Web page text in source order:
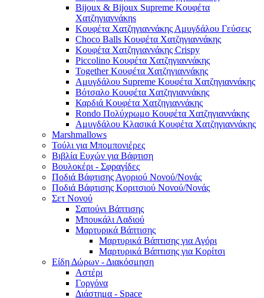
Bijoux & Bijoux Supreme Κουφέτα
Χατζηγιαννάκηs
Κουφέτα Χατζηγιαννάκης Αμυγδάλου Γεύσεις
Choco Balls Κουφέτα Χατζηγιαννάκης
Κουφέτα Χατζηγιαννάκης Crispy
Piccolino Κουφέτα Χατζηγιαννάκης
Together Κουφέτα Χατζηγιαννάκης
Αμυγδάλου Supreme Κουφέτα Χατζηγιαννάκης
Βότσαλο Κουφέτα Χατζηγιαννάκης
Καρδιά Κουφέτα Χατζηγιαννάκης
Rondo Πολύχρωμο Κουφέτα Χατζηγιαννάκης
Αμυγδάλου Κλασικά Κουφέτα Χατζηγιαννάκης
Marshmallows
Τούλι για Μπομπονιέρες
Βιβλία Ευχών για Βάφτιση
Βουλοκέρι - Σφραγίδες
Ποδιά Βάφτισης Αγοριού Νονού/Νονάς
Ποδιά Βάφτισης Κοριτσιού Νονού/Νονάς
Σετ Νονού
Σαπούνι Βάπτισης
Μπουκάλι Λαδιού
Μαρτυρικά Βάπτισης
Μαρτυρικά Βάπτισης για Αγόρι
Μαρτυρικά Βάπτισης για Κορίτσι
Είδη Δώρων - Διακόσμηση
Αστέρι
Γοργόνα
Διάστημα - Space